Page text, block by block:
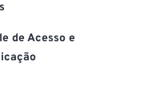
de Acesso e